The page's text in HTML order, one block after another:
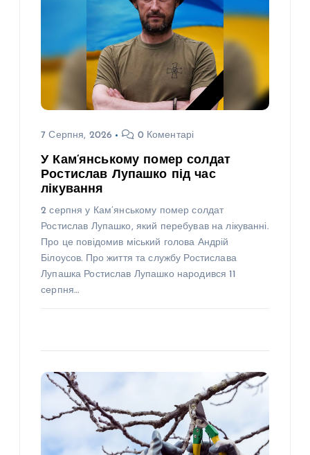
7 Серпня, 2026 0 Коментарі
У Кам’янському помер солдат
Ростислав Лупашко під час
лікування
2 серпня у Кам’янському помер солдат
Ростислав Лупашко, який перебував на лікуванні.
Про це повідомив міський голова Андрій
Білоусов. Про життя та службу Ростислава
Лупашка Ростислав Лупашко народився 11
серпня…